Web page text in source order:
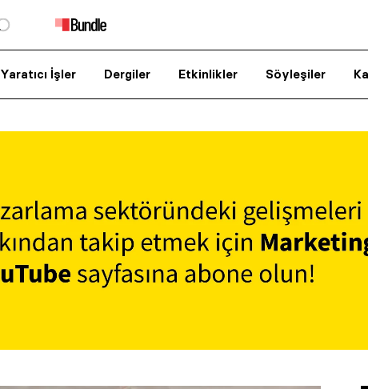
Yaratıcı İşler Dergiler Etkinlikler Söyleşiler